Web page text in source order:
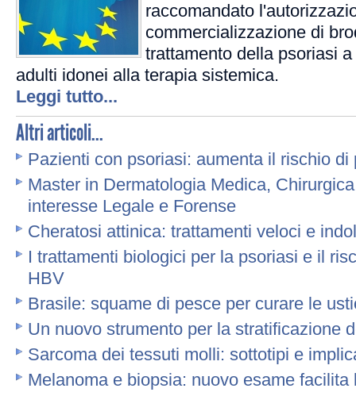
raccomandato
commercializzazione di
trattamento della psoriasi
adulti idonei alla terapia sistemica.
Leggi tutto...
Altri articoli...
Pazienti con psoriasi: aumenta il rischio di
Master in Dermatologia Medica,
interesse Legale e Forense
Cheratosi attinica: trattamenti veloci e
I trattamenti biologici per la psoriasi e il
HBV
Brasile: squame di pesce per curare le
Un nuovo strumento per la stratificazione
Sarcoma dei tessuti molli: sottotipi e
Melanoma e biopsia: nuovo esame facilita